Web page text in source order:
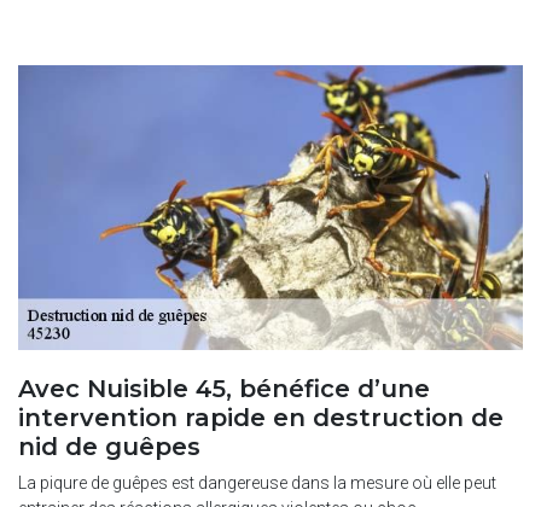
Avec Nuisible 45, bénéfice d’une
intervention rapide en destruction de
nid de guêpes
La piqure de guêpes est dangereuse dans la mesure où elle peut